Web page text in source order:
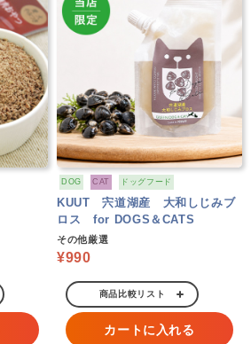
DOG CAT ドッグフード
KUUT 宍道湖産 大和しじみブ
ロス for DOGS＆CATS
その他厳選
¥990
商品比較リスト
カートに入れる